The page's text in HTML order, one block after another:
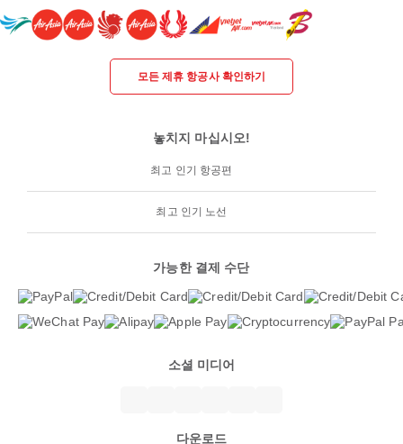
모든 제휴 항공사 확인하기
놓치지 마십시오!
최고 인기 항공편
최고 인기 노선
가능한 결제 수단
소셜 미디어
다운로드